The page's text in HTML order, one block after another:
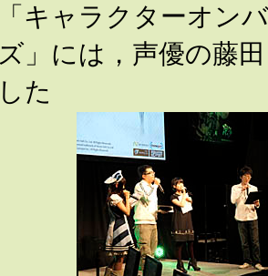
「キャラクターオン
ズ」には，声優の藤
した